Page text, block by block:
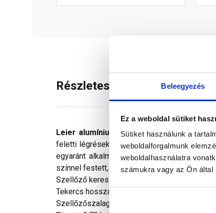
Beleegyezés
Ez a weboldal sütiket
Sütiket használunk a
weboldalforgalmunk
weboldalhasználatra
számukra vagy az Ön
Részletes leírás
Leier alumínium szellőzőszalag, amely a
feletti légréseket védi a madarak és rovarok
egyaránt alkalmazható. Az eresz
színnel festett, a tetőfedéshez illeszkedő
Szellőző keresztmetszet: 500 cm2/fm
Tekercs hossza: 10 m
Szellőzőszalag szélessége: 100 mm